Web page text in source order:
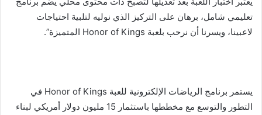
تعليمي شامل، برهان على التركيز الذي نوليه لتلبية احتياجات
لاعبينا، ويسرنا أن نرحب بلعبة Honor of Kings المتميزة”.
يستمر برنامج الرياضات الإلكترونية للعبة Honor of Kings في
التطور والتوسع مع مخططها باستثمار 15 مليون دولار أمريكي لبناء